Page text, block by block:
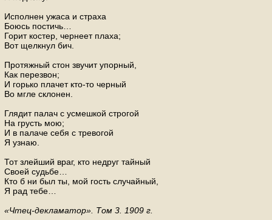
Исполнен ужаса и страха
Боюсь постичь…
Горит костер, чернеет плаха;
Вот щелкнул бич.
Протяжный стон звучит упорный,
Как перезвон;
И горько плачет кто-то черный
Во мгле склонен.
Глядит палач с усмешкой строгой
На грусть мою;
И в палаче себя с тревогой
Я узнаю.
Тот злейший враг, кто недруг тайный
Своей судьбе…
Кто б ни был ты, мой гость случайный,
Я рад тебе…
«Чтец-декламатор». Том 3. 1909 г.